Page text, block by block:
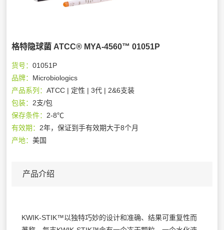
格特隐球菌 ATCC® MYA-4560™ 01051P
货号：01051P
品牌： Microbiologics
产品系列：ATCC | 定性 | 3代 | 2&6支装
包装： 2支/包
保存条件： 2-8℃
有效期： 2年，保证到手有效期大于8个月
产地：美国
产品介绍
KWIK-STIK™以独特巧妙的设计和准确、结果可重复性而